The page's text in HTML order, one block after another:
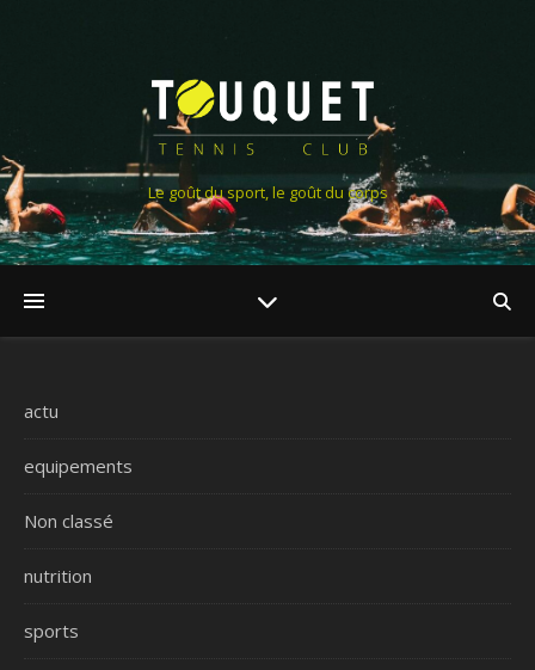
Le goût du sport, le goût du corps
actu
equipements
Non classé
nutrition
sports